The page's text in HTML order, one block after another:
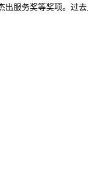
出服务奖等奖项。过